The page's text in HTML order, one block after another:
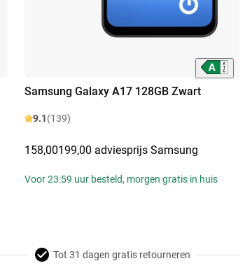
Samsung Galaxy A17 128GB Zwart
9.1(139)
158,00199,00 adviesprijs Samsung
Voor 23:59 uur besteld, morgen gratis in huis
Tot 31 dagen gratis retourneren